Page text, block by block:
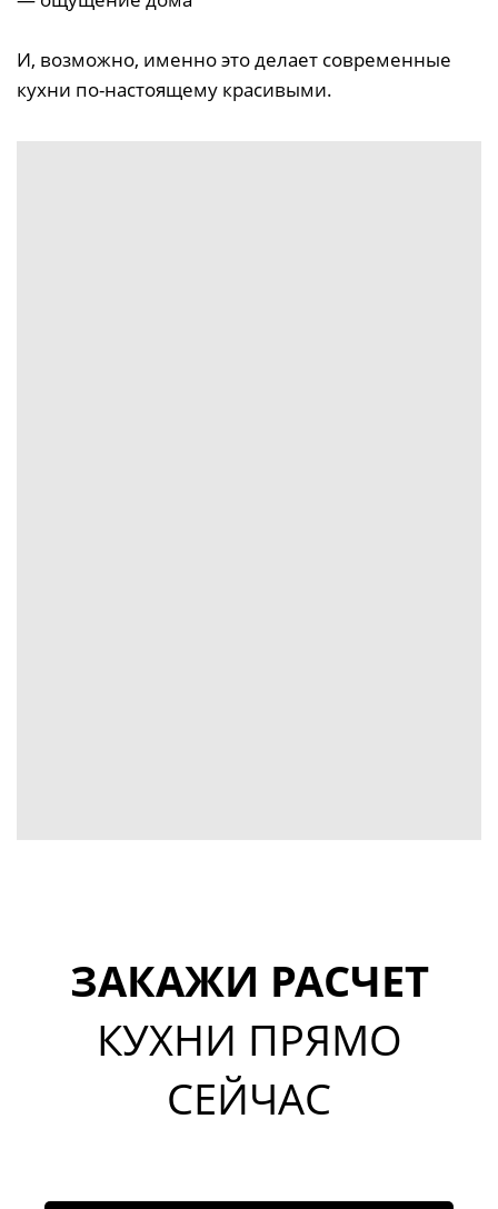
И, возможно, именно это делает современные
кухни по-настоящему красивыми.
ЗАКАЖИ РАСЧЕТ
КУХНИ ПРЯМО
СЕЙЧАС